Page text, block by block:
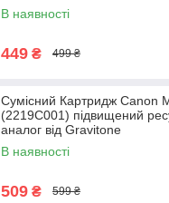
В наявності
449 ₴ 499 ₴
Сумісний Картридж Canon
(2219C001) підвищений
аналог від Gravitone
В наявності
509 ₴ 599 ₴